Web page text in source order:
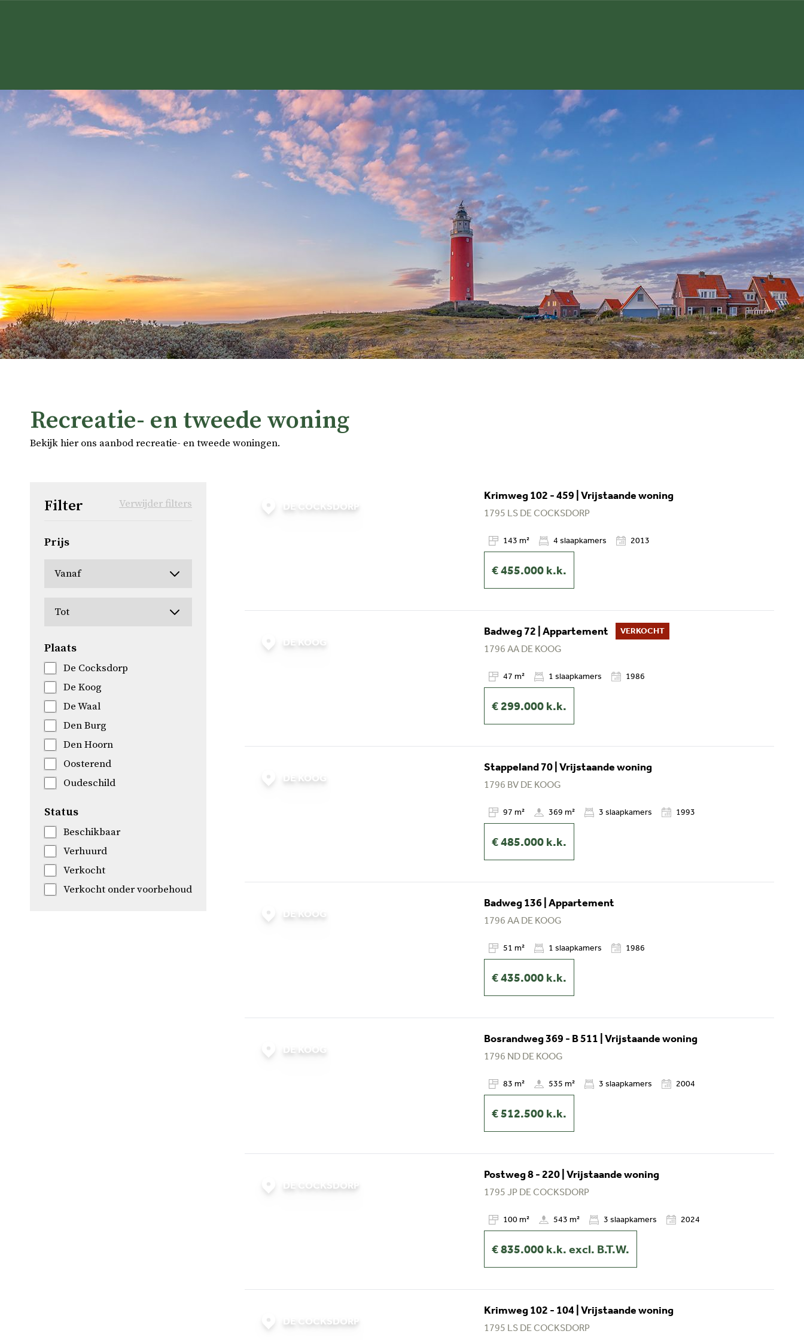
Recreatie- en tweede woning
Bekijk hier ons aanbod recreatie- en tweede woningen.
Filter Verwijder filters
Prijs
Plaats
De Cocksdorp
De Koog
De Waal
Den Burg
Den Hoorn
Oosterend
Oudeschild
Status
Beschikbaar
Verhuurd
Verkocht
Verkocht onder voorbehoud
DE COCKSDORP
Krimweg 102 - 459 | Vrijstaande woning
1795 LS DE COCKSDORP
143 m² 4 slaapkamers 2013
€ 455.000 k.k.
DE KOOG
Badweg 72 | Appartement VERKOCHT
1796 AA DE KOOG
47 m² 1 slaapkamers 1986
€ 299.000 k.k.
DE KOOG
Stappeland 70 | Vrijstaande woning
1796 BV DE KOOG
97 m² 369 m² 3 slaapkamers 1993
€ 485.000 k.k.
DE KOOG
Badweg 136 | Appartement
1796 AA DE KOOG
51 m² 1 slaapkamers 1986
€ 435.000 k.k.
DE KOOG
Bosrandweg 369 - B 511 | Vrijstaande woning
1796 ND DE KOOG
83 m² 535 m² 3 slaapkamers 2004
€ 512.500 k.k.
DE COCKSDORP
Postweg 8 - 220 | Vrijstaande woning
1795 JP DE COCKSDORP
100 m² 543 m² 3 slaapkamers 2024
€ 835.000 k.k. excl. B.T.W.
DE COCKSDORP
Krimweg 102 - 104 | Vrijstaande woning
1795 LS DE COCKSDORP